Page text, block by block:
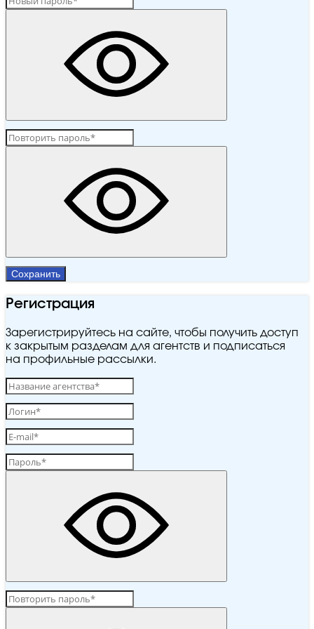
Сохранить
Регистрация
Зарегистрируйтесь на сайте, чтобы получить доступ
к закрытым разделам для агентств и подписаться
на профильные рассылки.